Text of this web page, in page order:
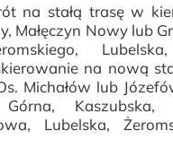
na stałą trasę w
Małęczyn Nowy lub
na nową
Michałów lub
Górna, Kaszubska,
Lubelska,